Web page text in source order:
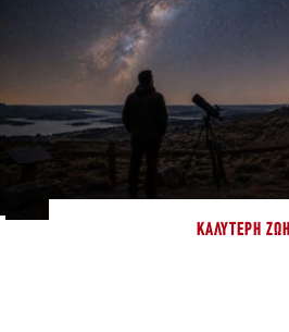
ΚΑΛΎΤΕΡΗ ΖΩΉ